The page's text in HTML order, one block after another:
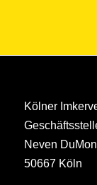
Kölner
Neven
50667 Köln